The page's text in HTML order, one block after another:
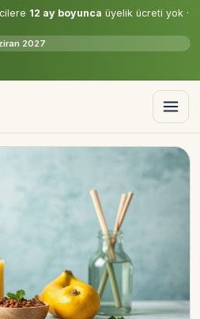
12 ay boyunca üyelik ücreti yok ·
2027